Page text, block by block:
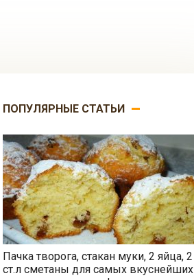
ПОПУЛЯРНЫЕ СТАТЬИ
Выпечка
Пачка творога, стакан муки, 2 яйца, 2
ст.л сметаны для самых вкуснейших